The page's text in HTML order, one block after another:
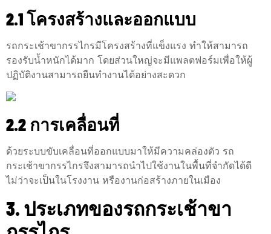
2.1 โครงสร้างและออกแบบ
รถกระเช้าขากรรไกรมีโครงสร้างที่แข็งแรง ทำให้สามารถ
รองรับน้ำหนักได้มาก โดยส่วนใหญ่จะมีแพลตฟอร์มเพื่อให้ผู้
ปฏิบัติงานสามารถยืนทำงานได้อย่างสะดวก
2.2 การเคลื่อนที่
ด้วยระบบขับเคลื่อนที่ออกแบบมาให้มีความคล่องตัว รถ
กระเช้าขากรรไกรจึงสามารถนำไปใช้งานในพื้นที่จำกัดได้ดี
ไม่ว่าจะเป็นในโรงงาน หรืองานก่อสร้างภายในเมือง
3. ประเภทของรถกระเช้าขา